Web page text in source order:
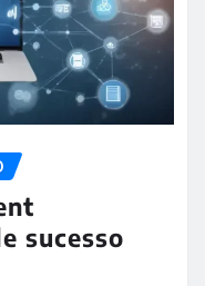
sucesso